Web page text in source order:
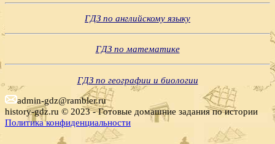
ГДЗ по английскому языку
ГДЗ по математике
ГДЗ по географии и биологии
admin-gdz@rambler.ru
history-gdz.ru © 2023 - Готовые домашние задания по истории
Политика конфиденциальности